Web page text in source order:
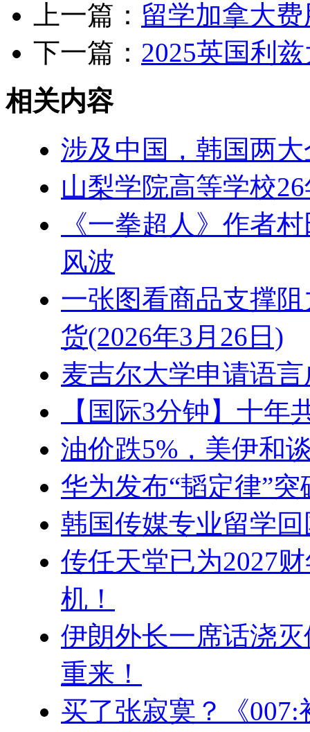
上一篇： 留学加拿大
下一篇： 2025英国利
相关内容
涉及中国，韩国两
山梨学院高等学校
《一拳超人》作者
风波
一张图看商品支撑
货(2026年3月26日)
麦吉尔大学申请语
【国际3分钟】十年
油价跌5%，美伊和
华为发布“韬定律”
韩国传媒专业留学
传任天堂已为2027
机！
伊朗外长一席话浇
重来！
买了张寂寞？《